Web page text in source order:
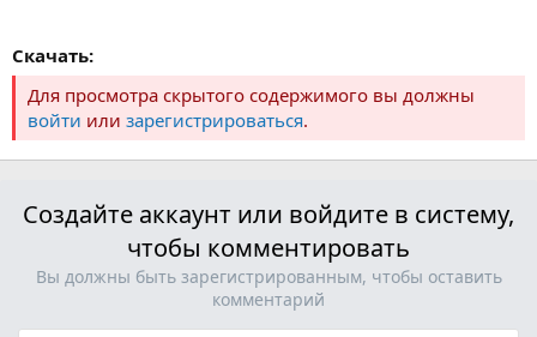
Скачать:
Для просмотра скрытого содержимого вы должны
войти или зарегистрироваться.
Создайте аккаунт или войдите в систему,
чтобы комментировать
Вы должны быть зарегистрированным, чтобы оставить
комментарий